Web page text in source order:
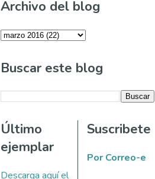
Archivo del blog
Buscar este blog
Último
ejemplar
Descarga aquí el
Suscribete
Por Correo-e